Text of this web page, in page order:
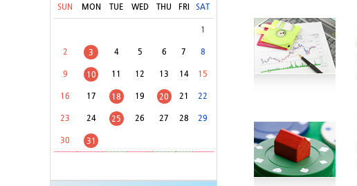
SUN MON TUE WED THU FRI SAT
1
2 3 4 5 6 7 8
9 10 11 12 13 14 15
16 17 18 19 20 21 22
23 24 25 26 27 28 29
30 31